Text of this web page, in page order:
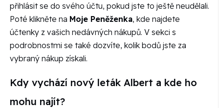
přihlásit se do svého účtu, pokud jste to ještě neudělali.
Poté klikněte na Moje Peněženka, kde najdete
účtenky z vašich nedávných nákupů. V sekci s
podrobnostmi se také dozvíte, kolik bodů jste za
vybraný nákup získali.
Kdy vychází nový leták Albert a kde ho
mohu najít?